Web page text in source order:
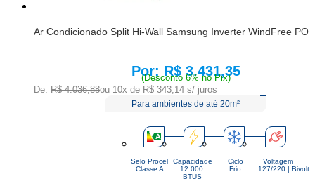
Ar Condicionado Split Hi-Wall Samsung Inverter WindFree
Price:
R$ 3.431,35
(Desconto 6% no Pix)
De: R$ 4.036,88ou 10x de R$ 343,14 s/ juros
Para ambientes de até 20m²
Selo Procel
Classe A
Capacidade
12.000
BTUS
Ciclo
Frio
Voltagem
127/220 | Bivolt